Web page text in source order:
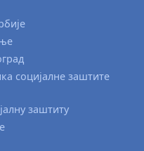
социјалне заштите
заштиту